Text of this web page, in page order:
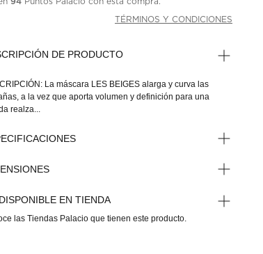
TÉRMINOS Y CONDICIONES
DE PRODUCTO
La máscara LES BEIGES alarga y curva las
a la vez que aporta volumen y definición para una
realza...
DISPONIBLE EN TIENDA
las Tiendas Palacio que tienen este producto.